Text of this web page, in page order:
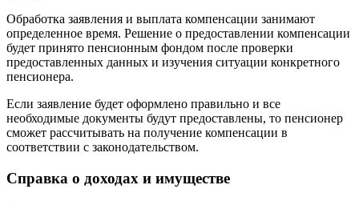
Обработка заявления и выплата компенсации занимают
определенное время. Решение о предоставлении компенсации
будет принято пенсионным фондом после проверки
предоставленных данных и изучения ситуации конкретного
пенсионера.
Если заявление будет оформлено правильно и все
необходимые документы будут предоставлены, то пенсионер
сможет рассчитывать на получение компенсации в
соответствии с законодательством.
Справка о доходах и имуществе